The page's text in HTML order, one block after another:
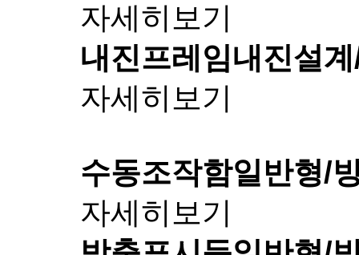
자세히보기
내진프레임내진설
자세히보기
수동조작함일반형/
자세히보기